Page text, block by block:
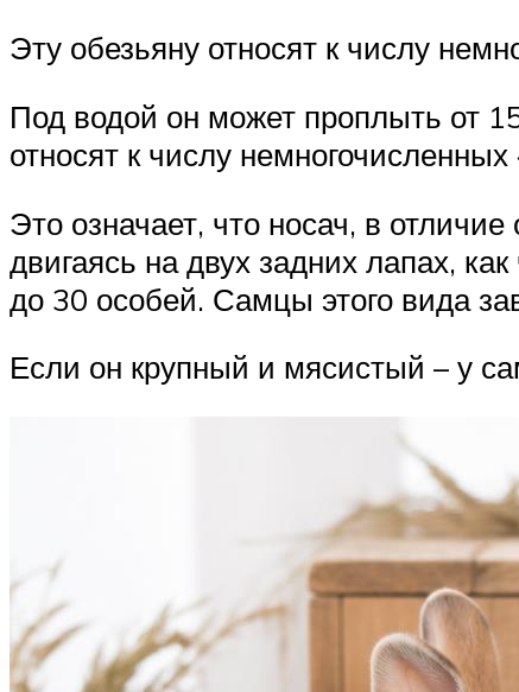
Эту обезьяну относят к числу
Под водой он может проплыть от
относят к числу немногочисленных
Это означает, что носач, в
двигаясь на двух задних лапах,
до 30 особей. Самцы этого вида
Если он крупный и мясистый – у